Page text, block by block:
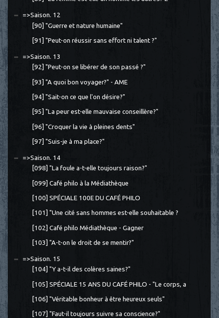
=>Saison. 12
[90] "Guerre et nature humaine"
[91] "Peut-on réussir sans effort ni talent ?"
=>Saison. 13
[92] "Peut-on se libérer de son passé ?"
[93] "A quoi bon voyager?" - AME
[94] "Sait-on ce que l'on désire?"
[95] "La peur est-elle mauvaise conseillère?"
[96] "Croquer la vie à pleines dents"
[97] "Suis-je à ma place?"
=>Saison. 14
[098] "La foule a-t-elle toujours raison?"
[099] Café philo à la Médiathèque
[100] SPÉCIALE 100E DU CAFÉ PHILO
[101] "Une cité sans hommes est-elle souhaitable ?
[102] Café philo Médiathèque - Gagner
[103] "A-t-on le droit de se mentir?"
=>Saison. 15
[104] "Y a-t-il des colères saines?"
[105] SPÉCIALE 15 ANS DU CAFÉ PHILO - "Le corps, a
[106] "Véritable bonheur à être heureux seuls"
[107] "Faut-il toujours suivre sa conscience?"